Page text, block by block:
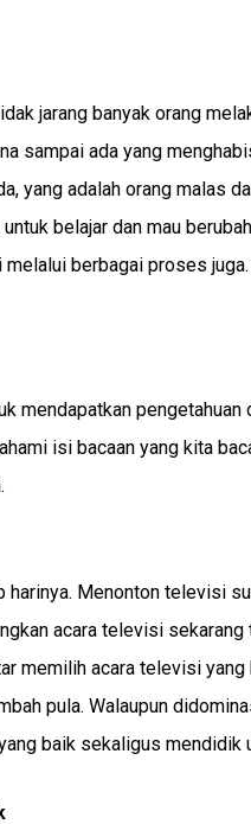
jarang banyak orang
sampai ada yang
yang adalah orang malas
belajar dan mau
berbagai proses
mendapatkan
isi bacaan yang kita
Menonton televisi
acara televisi
memilih acara televisi
pula. Walaupun
baik sekaligus mendidik